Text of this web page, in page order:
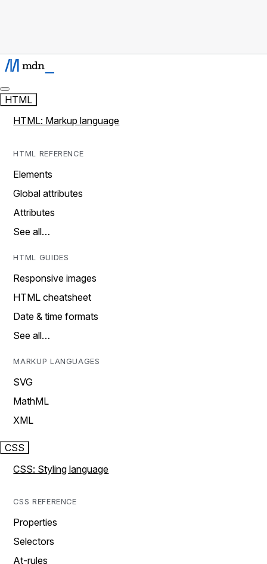
HTML
HTML: Markup language
HTML REFERENCE
Elements
Global attributes
Attributes
See all…
HTML GUIDES
Responsive images
HTML cheatsheet
Date & time formats
See all…
MARKUP LANGUAGES
SVG
MathML
XML
CSS
CSS: Styling language
CSS REFERENCE
Properties
Selectors
At-rules